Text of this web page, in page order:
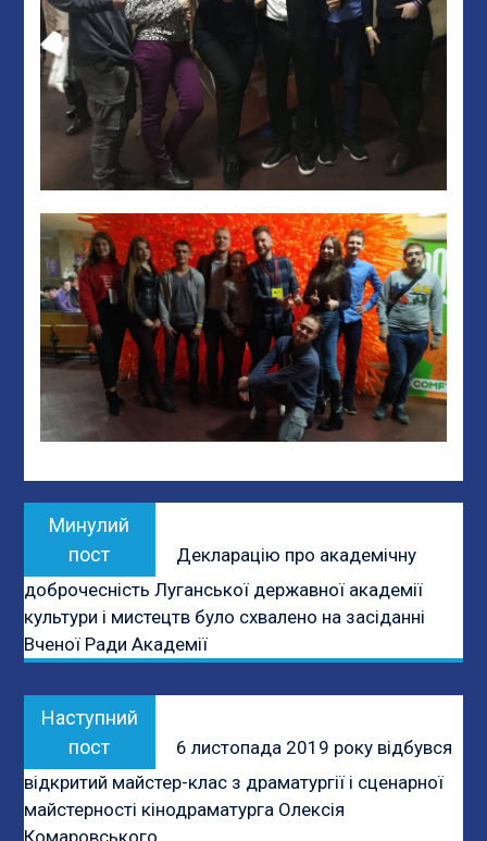
Навігація
записів
Минулий
пост
Декларацію про академічну
доброчесність Луганської державної академії
культури і мистецтв було схвалено на засіданні
Вченої Ради Академії
Наступний
пост
6 листопада 2019 року відбувся
відкритий майстер-клас з драматургії і сценарної
майстерності кінодраматурга Олексія
Комаровського